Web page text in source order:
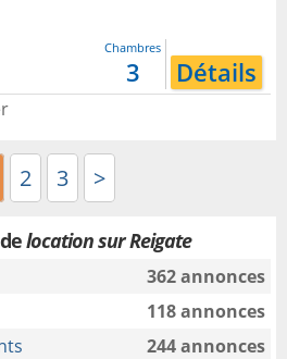
Chambres
3 Détails
2 3 >
location sur Reigate
362 annonces
118 annonces
244 annonces